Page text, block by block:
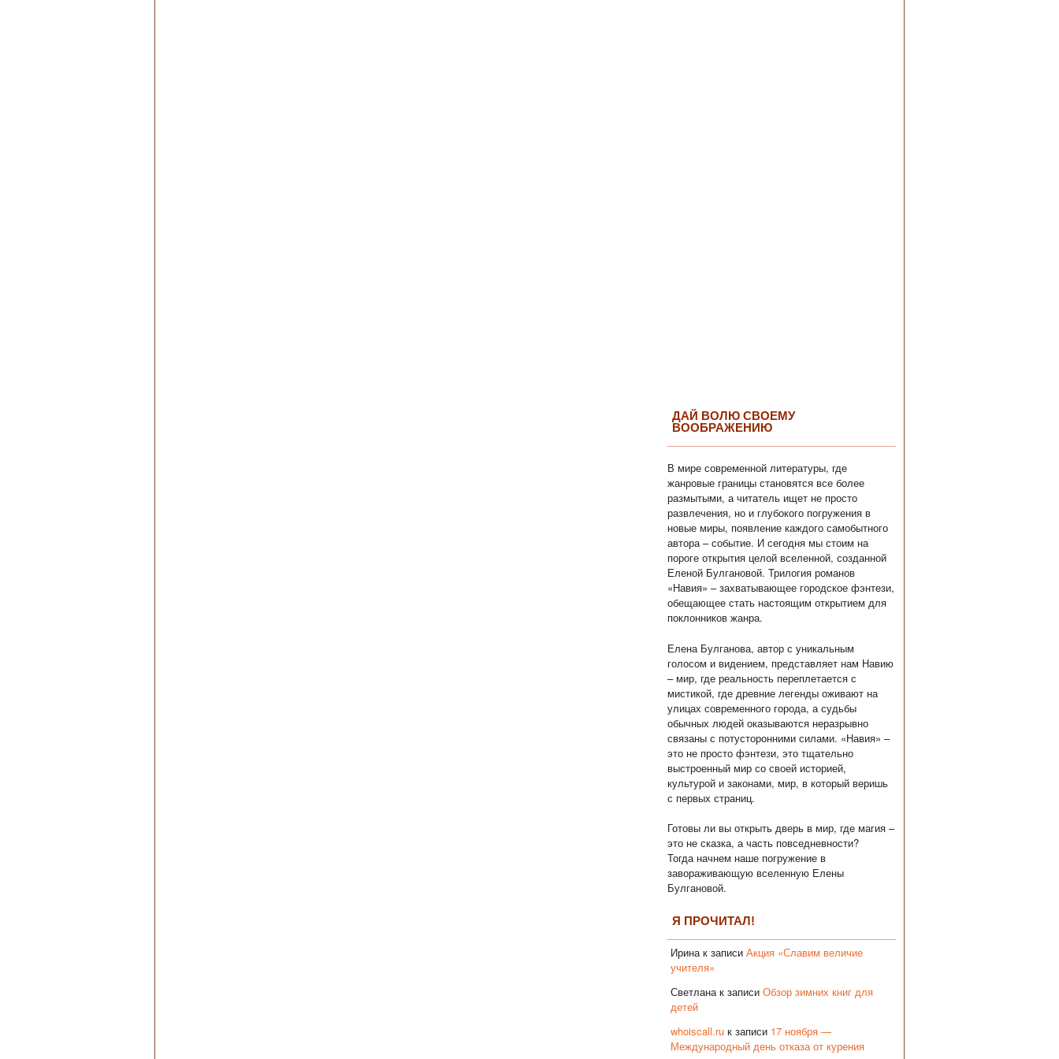
ДАЙ ВОЛЮ СВОЕМУ
ВООБРАЖЕНИЮ
В мире современной литературы, где
жанровые границы становятся все более
размытыми, а читатель ищет не просто
развлечения, но и глубокого погружения в
новые миры, появление каждого самобытного
автора – событие. И сегодня мы стоим на
пороге открытия целой вселенной, созданной
Еленой Булгановой. Трилогия романов
«Навия» – захватывающее городское фэнтези,
обещающее стать настоящим открытием для
поклонников жанра.
Елена Булганова, автор с уникальным
голосом и видением, представляет нам Навию
– мир, где реальность переплетается с
мистикой, где древние легенды оживают на
улицах современного города, а судьбы
обычных людей оказываются неразрывно
связаны с потусторонними силами. «Навия» –
это не просто фэнтези, это тщательно
выстроенный мир со своей историей,
культурой и законами, мир, в который веришь
с первых страниц.
Готовы ли вы открыть дверь в мир, где магия –
это не сказка, а часть повседневности?
Тогда начнем наше погружение в
завораживающую вселенную Елены
Булгановой.
Я ПРОЧИТАЛ!
Ирина к записи Акция «Славим величие
учителя»
Светлана к записи Обзор зимних книг для
детей
whoiscall.ru к записи 17 ноября —
Международный день отказа от курения